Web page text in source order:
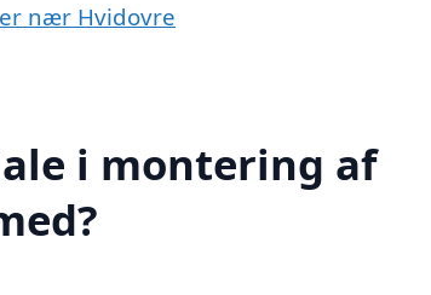
nær Hvidovre
i montering af